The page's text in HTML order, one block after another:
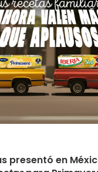
presentó en